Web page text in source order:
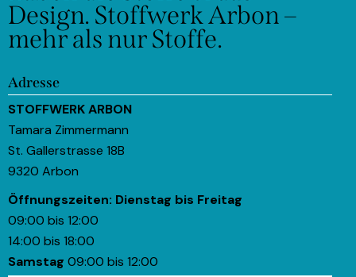
Design. Stoffwerk Arbon –
mehr als nur Stoffe.
Adresse
STOFFWERK ARBON
Tamara Zimmermann
St. Gallerstrasse 18B
9320 Arbon
Öffnungszeiten: Dienstag bis Freitag
09:00 bis 12:00
14:00 bis 18:00
Samstag 09:00 bis 12:00